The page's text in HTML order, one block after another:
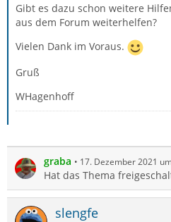
Gibt es dazu schon weitere
aus dem Forum weiterhelfen?
Vielen Dank im Voraus.
Gruß
WHagenhoff
graba 17. Dezember 2021
Hat das Thema
slengfe